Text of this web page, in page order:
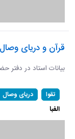
قرآن و دریای
بیانات استاد در دفتر
تقوا دریای وصال
الفبا